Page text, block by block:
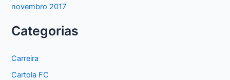
novembro 2017
Categorias
Carreira
Cartola FC